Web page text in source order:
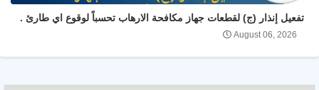
تفعيل إنذار (ج) لقطعات جهاز مكافحة الارهاب تحسباً لوقوع اي طارئ .
August 06, 2026